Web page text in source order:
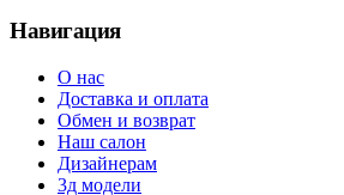
Навигация
О нас
Доставка и оплата
Обмен и возврат
Наш салон
Дизайнерам
3д модели